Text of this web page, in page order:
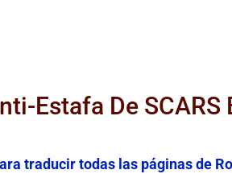
Estafa De SCARS
traducir todas las páginas de